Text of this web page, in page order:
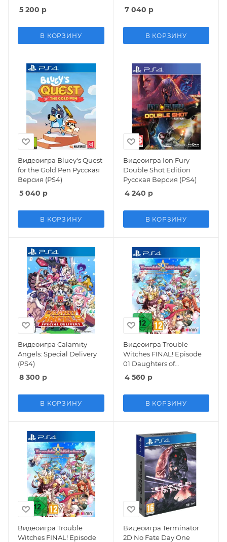
5 200 р
В КОРЗИНУ
7 040 р
В КОРЗИНУ
Видеоигра Bluey's Quest
for the Gold Pen Русская
Версия (PS4)
5 040 р
В КОРЗИНУ
Видеоигра Ion Fury
Double Shot Edition
Русская Версия (PS4)
4 240 р
В КОРЗИНУ
Видеоигра Calamity
Angels: Special Delivery
(PS4)
8 300 р
В КОРЗИНУ
Видеоигра Trouble
Witches FINAL! Episode
01 Daughters of
Amalgam (PS4)
4 560 р
В КОРЗИНУ
Видеоигра Trouble
Witches FINAL! Episode
Видеоигра Terminator
2D No Fate Day One